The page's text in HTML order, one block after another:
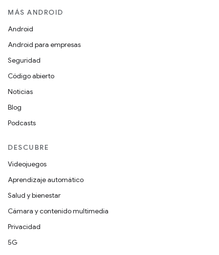
MÁS ANDROID
Android
Android para empresas
Seguridad
Código abierto
Noticias
Blog
Podcasts
DESCUBRE
Videojuegos
Aprendizaje automático
Salud y bienestar
Cámara y contenido multimedia
Privacidad
5G